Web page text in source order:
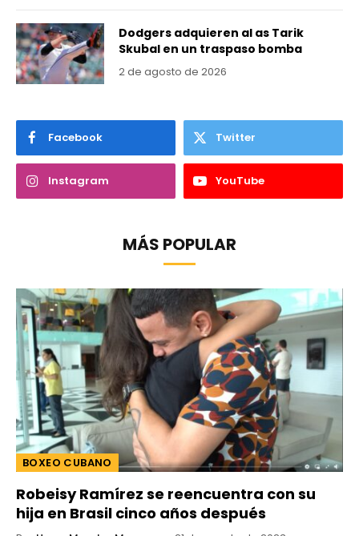
Dodgers adquieren al as Tarik
Skubal en un traspaso bomba
2 de agosto de 2026
Facebook Twitter
Instagram YouTube
MÁS POPULAR
BOXEO CUBANO
Robeisy Ramírez se reencuentra con su
hija en Brasil cinco años después